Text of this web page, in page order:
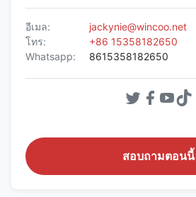
อีเมล:
jackynie@wincoo.net
โทร:
+86 15358182650
Whatsapp:
8615358182650
สอบถามตอนนี้